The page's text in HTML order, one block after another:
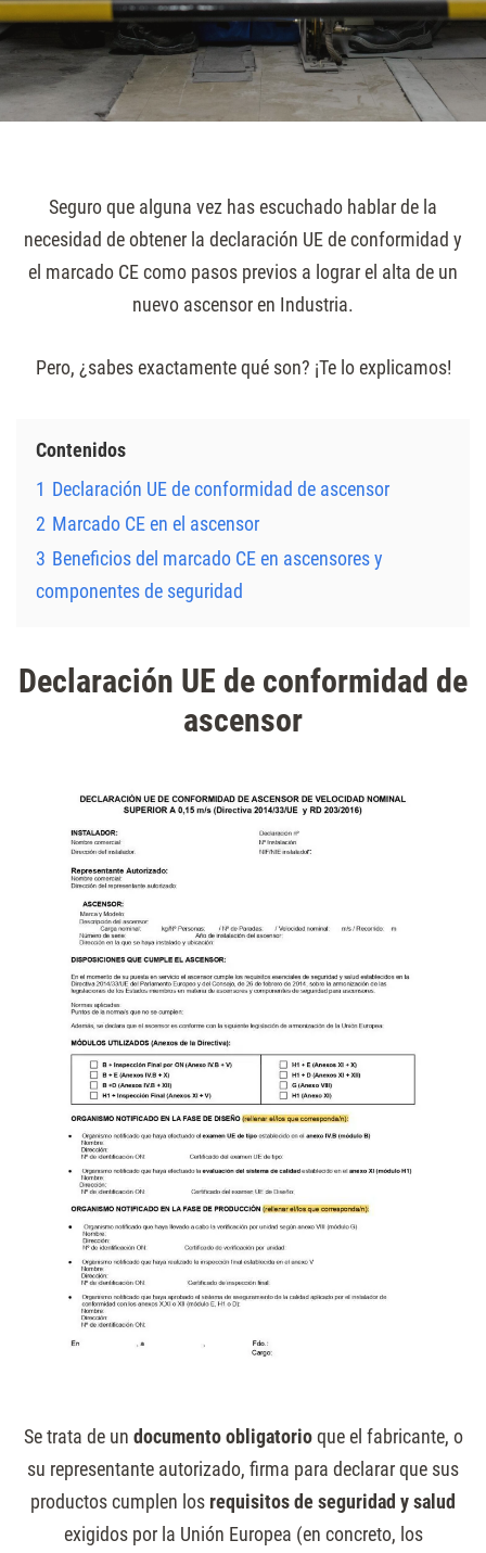
Seguro que alguna vez has escuchado hablar de la
necesidad de obtener la declaración UE de conformidad y
el marcado CE como pasos previos a lograr el alta de un
nuevo ascensor en Industria.
Pero, ¿sabes exactamente qué son? ¡Te lo explicamos!
Contenidos
1 Declaración UE de conformidad de ascensor
2 Marcado CE en el ascensor
3 Beneficios del marcado CE en ascensores y
componentes de seguridad
Declaración UE de conformidad de
ascensor
Se trata de un documento obligatorioque el fabricante, o
su representante autorizado, firma para declarar que sus
productos cumplen los requisitos de seguridad y salud
exigidos por la Unión Europea (en concreto, los